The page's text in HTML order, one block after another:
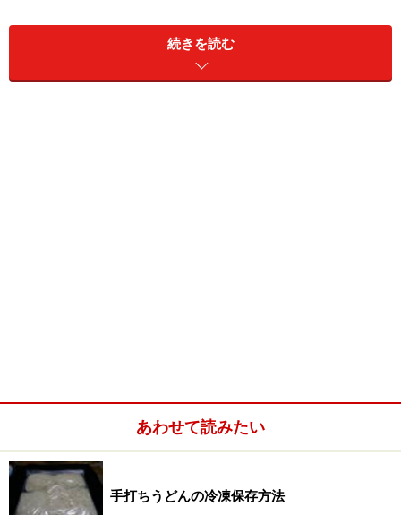
塩水
よく攪拌して塩の粒が残らないように。
続きを読む
あわせて読みたい
手打ちうどんの冷凍保存方法